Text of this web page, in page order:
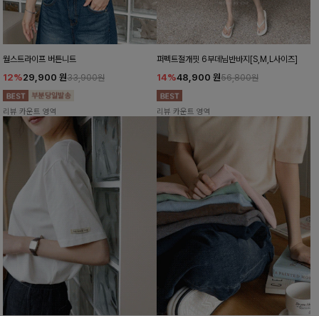
월스트라이프 버튼니트
12%29,900 원33,900원
리뷰 카운트 영역
퍼펙트절개핏 6부데님반바지[S,M,L사이즈]
14%48,900 원56,800원
리뷰 카운트 영역